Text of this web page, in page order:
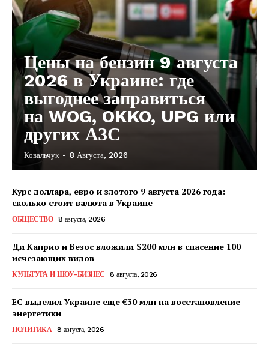
КавПолит
Цены на бензин 9 августа
2026 в Украине: где
выгоднее заправиться
на WOG, OKKO, UPG или
других АЗС
Ковальчук - 8 Августа, 2026
Курс доллара, евро и злотого 9 августа 2026 года:
сколько стоит валюта в Украине
ОБЩЕСТВО 8 августа, 2026
Ди Каприо и Безос вложили $200 млн в спасение 100
исчезающих видов
КУЛЬТУРА И ШОУ-БИЗНЕС 8 августа, 2026
ЕС выделил Украине еще €30 млн на восстановление
энергетики
ПОЛИТИКА 8 августа, 2026